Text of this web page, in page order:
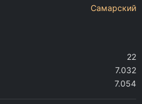
Самарский
22
7.032
7.054